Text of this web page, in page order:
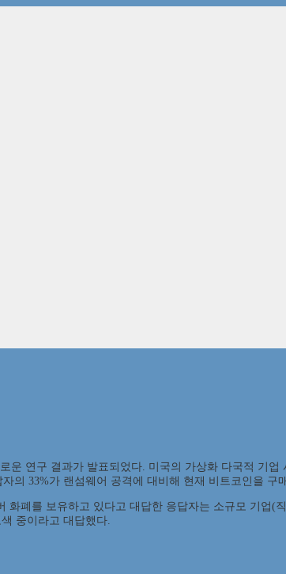
연구 결과가 발표되었다. 미국의 가상화 다국적 기업
의 33%가 랜섬웨어 공격에 대비해 현재 비트코인을 구
폐를 보유하고 있다고 대답한 응답자는 소규모 기업(
중이라고 대답했다.